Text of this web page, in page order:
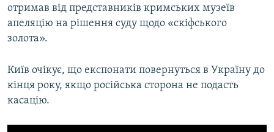
отримав від представників кримських музеїв
апеляцію на рішення суду щодо «скіфського
золота».
Київ очікує, що експонати повернуться в Україну до
кінця року, якщо російська сторона не подасть
касацію.